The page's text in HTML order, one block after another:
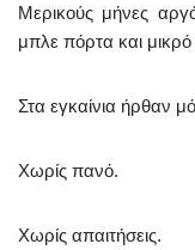
Μερικούς μήνες
μπλε πόρτα και
Στα εγκαίνια ήρθαν
Χωρίς πανό.
Χωρίς απαιτήσεις.